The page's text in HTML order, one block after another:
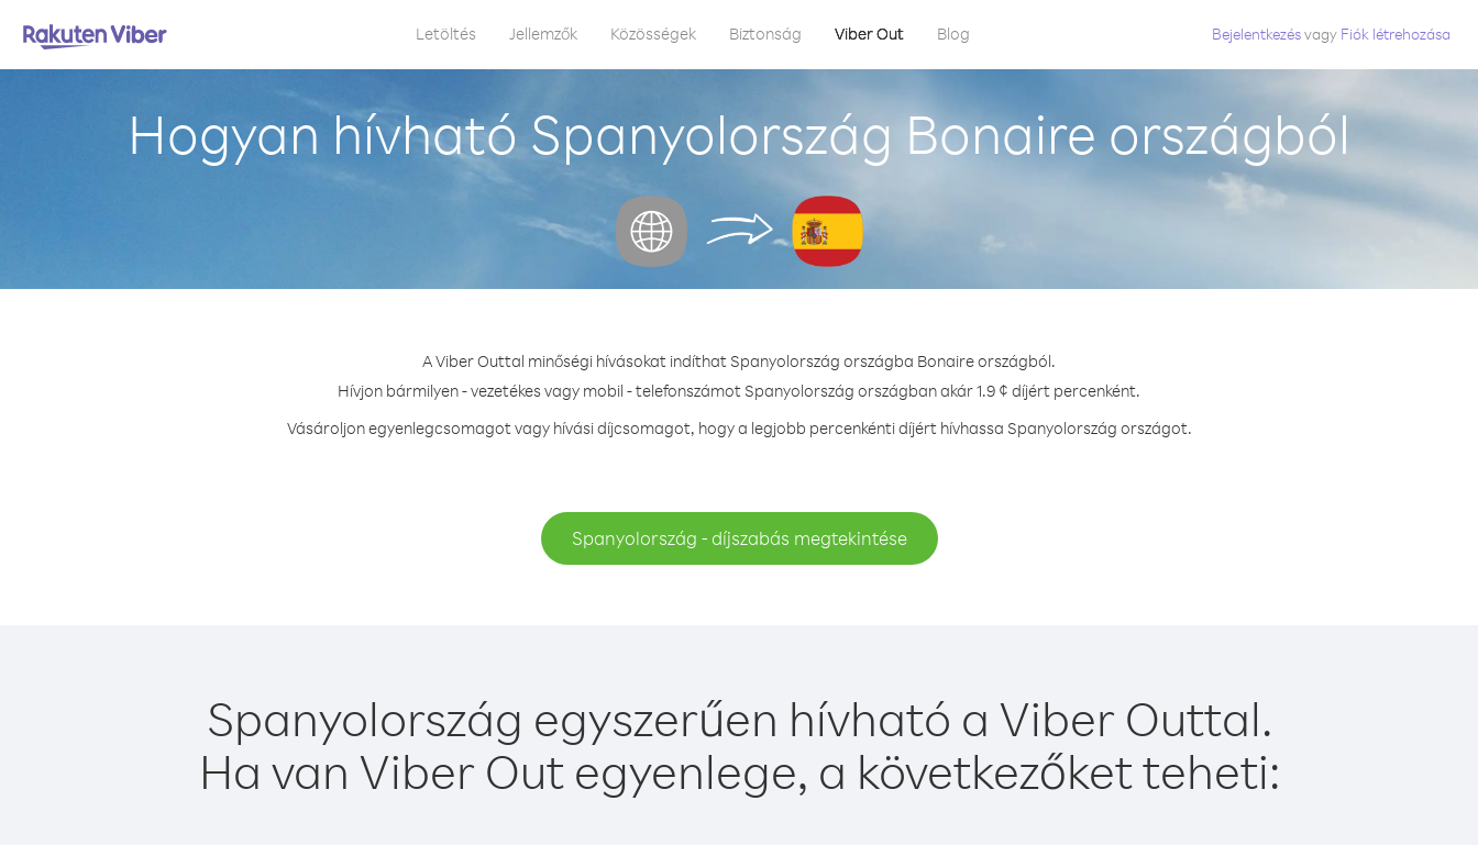
Letöltés Jellemzők Közösségek Biztonság Viber Out Blog Bejelentkezésvagy Fiók létrehozása
Hogyan hívható Spanyolország Bonaire országból
A Viber Outtal minőségi hívásokat indíthat Spanyolország országba Bonaire országból.
Hívjon bármilyen - vezetékes vagy mobil - telefonszámot Spanyolország országban akár 1.9 ¢ díjért percenként.
Vásároljon egyenlegcsomagot vagy hívási díjcsomagot, hogy a legjobb percenkénti díjért hívhassa Spanyolország országot.
Spanyolország - díjszabás megtekintése
Spanyolország egyszerűen hívható a Viber Outtal.
Ha van Viber Out egyenlege, a következőket teheti: